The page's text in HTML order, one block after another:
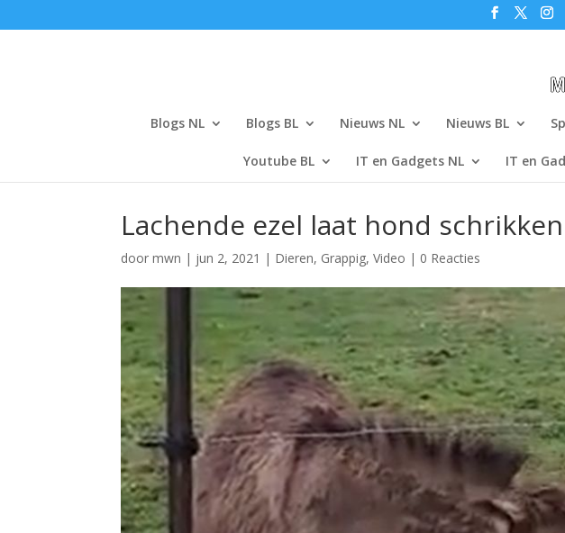
Blogs NL Blogs BL Nieuws NL Nieuws BL
Youtube BL IT en Gadgets NL IT en
Lachende ezel laat hond schrikken
doormwn | jun 2, 2021 | Dieren, Grappig,Video | 0 Reacties